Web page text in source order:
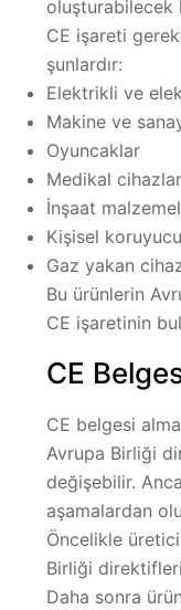
oluşturabilecek
CE işareti
şunlardır:
Elektrikli ve
Makine ve
Oyuncaklar
Medikal cihazlar
İnşaat
Kişisel
Gaz yakan
Bu ürünlerin
CE işaretinin
CE
CE belgesi
Avrupa Birliği
değişebilir.
aşamalardan
Öncelikle
Birliği
Daha sonra